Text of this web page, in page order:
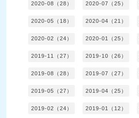
2020-08（28） 2020-07（25）
2020-05（18） 2020-04（21）
2020-02（24） 2020-01（25）
2019-11（27） 2019-10（26）
2019-08（28） 2019-07（27）
2019-05（27） 2019-04（25）
2019-02（24） 2019-01（12）